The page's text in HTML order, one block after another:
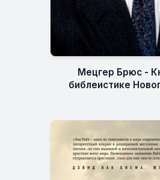
Мецгер Брюс -
библеистике